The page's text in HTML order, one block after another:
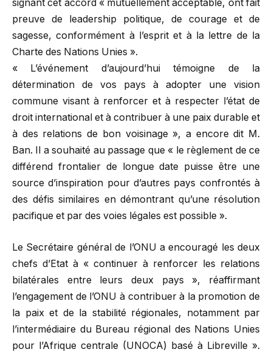
signant cet accord « mutuellement acceptable, ont fait
preuve de leadership politique, de courage et de
sagesse, conformément à l’esprit et à la lettre de la
Charte des Nations Unies ».
« L’événement d’aujourd’hui témoigne de la
détermination de vos pays à adopter une vision
commune visant à renforcer et à respecter l’état de
droit international et à contribuer à une paix durable et
à des relations de bon voisinage », a encore dit M.
Ban. Il a souhaité au passage que « le règlement de ce
différend frontalier de longue date puisse être une
source d’inspiration pour d’autres pays confrontés à
des défis similaires en démontrant qu’une résolution
pacifique et par des voies légales est possible ».
Le Secrétaire général de l’ONU a encouragé les deux
chefs d’Etat à « continuer à renforcer les relations
bilatérales entre leurs deux pays », réaffirmant
l’engagement de l’ONU à contribuer à la promotion de
la paix et de la stabilité régionales, notamment par
l’intermédiaire du Bureau régional des Nations Unies
pour l’Afrique centrale (UNOCA) basé à Libreville ».